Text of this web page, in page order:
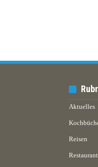
Aktuelles
Reisen